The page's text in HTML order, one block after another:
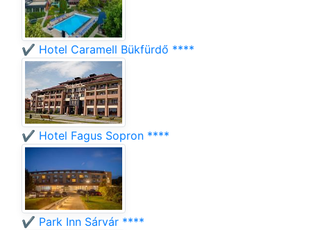
✔️ Hotel Caramell Bükfürdő ****
✔️ Hotel Fagus Sopron ****
✔️ Park Inn Sárvár ****